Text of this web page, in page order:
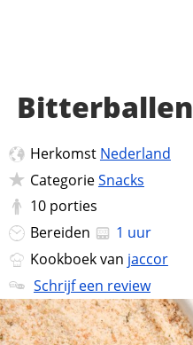
Bitterballen
Herkomst Nederland
CategorieSnacks
10 porties
Bereiden
1 uur
Kookboek van jaccor
Schrijf een review